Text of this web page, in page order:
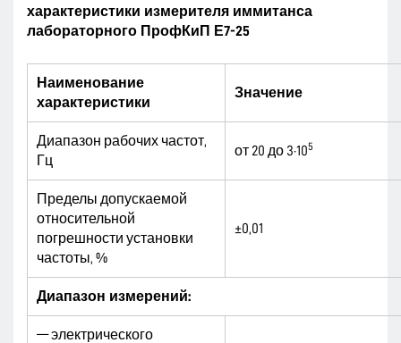
характеристики измерителя иммитанса
лабораторного ПрофКиП Е7-25
Наименование
характеристики
Значение
Диапазон рабочих частот,
Гц
от 20 до 3·105
Пределы допускаемой
относительной
погрешности установки
частоты, %
±0,01
Диапазон измерений:
— электрического